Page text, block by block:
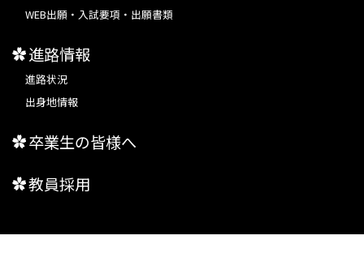
WEB出願・入試要項・出願書類
進路情報
進路状況
出身地情報
卒業生の皆様へ
教員採用